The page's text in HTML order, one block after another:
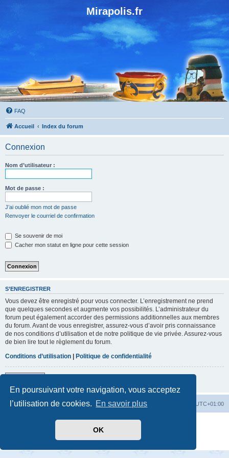
En poursuivant votre navigation, vous acceptez
l’utilisation de cookies. En savoir plus
OK
Mirapolis.fr
FAQ
Accueil Index du forum
Connexion
Nom d’utilisateur :
Mot de passe :
J’ai oublié mon mot de passe
Renvoyer le courriel de confirmation
Se souvenir de moi
Cacher mon statut en ligne pour cette session
S’ENREGISTRER
Vous devez être enregistré pour vous connecter. L’enregistrement ne prend
que quelques secondes et augmente vos possibilités. L’administrateur du
forum peut également accorder des permissions additionnelles aux membres
du forum. Avant de vous enregistrer, assurez-vous d’avoir pris connaissance
de nos conditions d’utilisation et de notre politique de vie privée. Assurez-vous
de bien lire tout le règlement du forum.
Conditions d’utilisation | Politique de confidentialité
Accueil Index du forum UTC+01:00
Développé par
® Forum Software © phpBB Limited
Traduit par
Confidentialité|Conditions